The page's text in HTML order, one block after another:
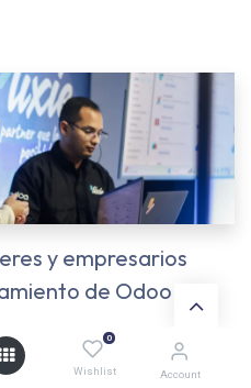
0
Wishlist Account
y empresarios
de Odoo 19